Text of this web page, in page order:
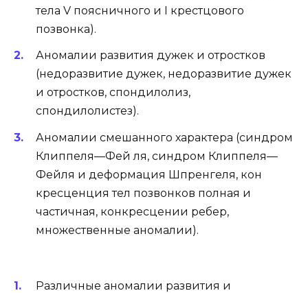
тела V поясничного и I крестцового
позвонка).
Аномалии развития дужек и отростков
(недоразвитие дужек, недоразвитие дужек
и отростков, спондилолиз,
спондилолистез).
Аномалии смешанного характера (синдром
Клиппеля—Фей ля, синдром Клиппеля—
Фейля и деформация Шпренгеля, кон
кресценция тел позвонков полная и
частичная, конкресцении ребер,
множественные аномалии).
Различные аномалии развития и